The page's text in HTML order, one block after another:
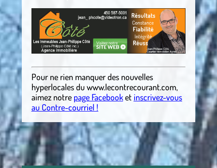
Pour ne rien manquer des nouvelles
hyperlocalesdu www.lecontrecourant.com,
aimez notre page Facebooket inscrivez-vous
au Contre-courriel !